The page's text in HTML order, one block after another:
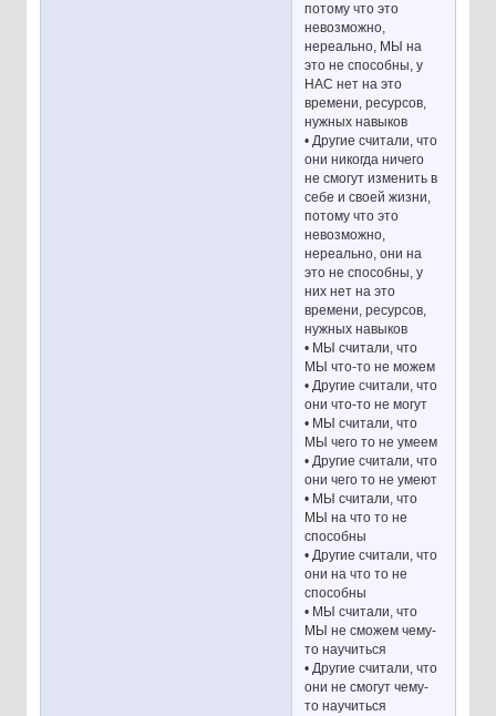
потому что это
невозможно,
нереально, МЫ на
это не способны, у
НАС нет на это
времени, ресурсов,
нужных навыков
• Другие считали, что
они никогда ничего
не смогут изменить в
себе и своей жизни,
потому что это
невозможно,
нереально, они на
это не способны, у
них нет на это
времени, ресурсов,
нужных навыков
• МЫ считали, что
МЫ что-то не можем
• Другие считали, что
они что-то не могут
• МЫ считали, что
МЫ чего то не умеем
• Другие считали, что
они чего то не умеют
• МЫ считали, что
МЫ на что то не
способны
• Другие считали, что
они на что то не
способны
• МЫ считали, что
МЫ не сможем чему-
то научиться
• Другие считали, что
они не смогут чему-
то научиться